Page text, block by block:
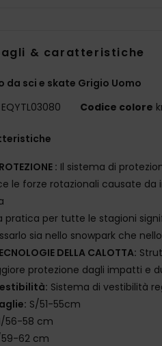
& caratteristiche
da sci e skate Grigio Uomo
EQYTL03080 Codice colore
: Il sistema di
le forze rotazionali causate da
pratica per tutte le stagioni
sia nello snowpark che
DELLA CALOTTA:
protezione dagli impatti e
Sistema di vestibilità
S/51-55cm
56-58 cm
59-62 cm